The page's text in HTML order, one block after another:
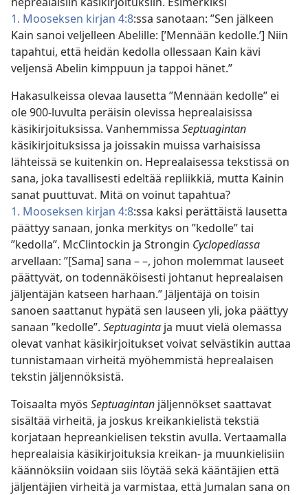
1. Mooseksen kirjan 4:8:ssa sanotaan: ”Sen jälkeen
Kain sanoi veljelleen Abelille: [’Mennään kedolle.’] Niin
tapahtui, että heidän kedolla ollessaan Kain kävi
veljensä Abelin kimppuun ja tappoi hänet.”
Hakasulkeissa olevaa lausetta ”Mennään kedolle” ei
ole 900-luvulta peräisin olevissa heprealaisissa
käsikirjoituksissa. Vanhemmissa Septuagintan
käsikirjoituksissa ja joissakin muissa varhaisissa
lähteissä se kuitenkin on. Heprealaisessa tekstissä on
sana, joka tavallisesti edeltää repliikkiä, mutta Kainin
sanat puuttuvat. Mitä on voinut tapahtua?
1. Mooseksen kirjan 4:8:ssa kaksi perättäistä lausetta
päättyy sanaan, jonka merkitys on ”kedolle” tai
”kedolla”. McClintockin ja Strongin Cyclopediassa
arvellaan: ”[Sama] sana – –, johon molemmat lauseet
päättyvät, on todennäköisesti johtanut heprealaisen
jäljentäjän katseen harhaan.” Jäljentäjä on toisin
sanoen saattanut hypätä sen lauseen yli, joka päättyy
sanaan ”kedolle”. Septuaginta ja muut vielä olemassa
olevat vanhat käsikirjoitukset voivat selvästikin auttaa
tunnistamaan virheitä myöhemmistä heprealaisen
tekstin jäljennöksistä.
Toisaalta myös Septuagintan jäljennökset saattavat
sisältää virheitä, ja joskus kreikankielistä tekstiä
korjataan hepreankielisen tekstin avulla. Vertaamalla
heprealaisia käsikirjoituksia kreikan- ja muunkielisiin
käännöksiin voidaan siis löytää sekä kääntäjien että
jäljentäjien virheitä ja varmistaa, että Jumalan sana on